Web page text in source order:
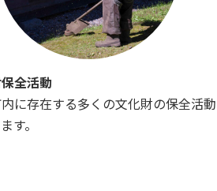
全活動
に存在する多くの文化財の保全活
す。